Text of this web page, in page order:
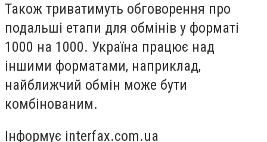
Також триватимуть обговорення про
подальші етапи для обмінів у форматі
1000 на 1000. Україна працює над
іншими форматами, наприклад,
найближчий обмін може бути
комбінованим.
Інформує interfax.com.ua